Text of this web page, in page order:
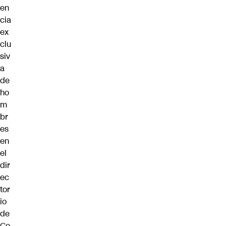
en
cia
ex
clu
siv
a
de
ho
m
br
es
en
el
dir
ec
tor
io
de